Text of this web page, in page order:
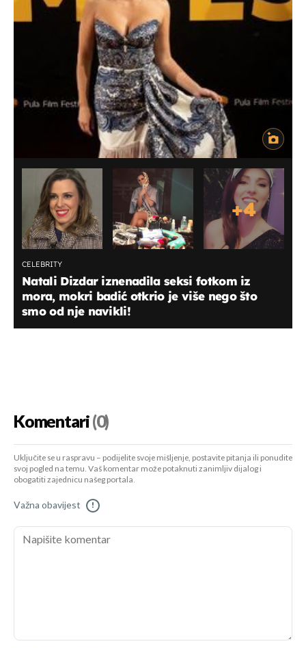
+4
CELEBRITY
Natali Dizdar iznenadila seksi fotkom iz
mora, mokri badić otkrio je više nego što
smo od nje navikli!
Komentari(0)
Uključite se u raspravu – podijelite svoje mišljenje, postavite pitanja ili ponudite
svoj pogled na temu. Vaš komentar može potaknuti zanimljiv dijalog i
obogatiti zajednicu našeg portala.
Važna obavijest !